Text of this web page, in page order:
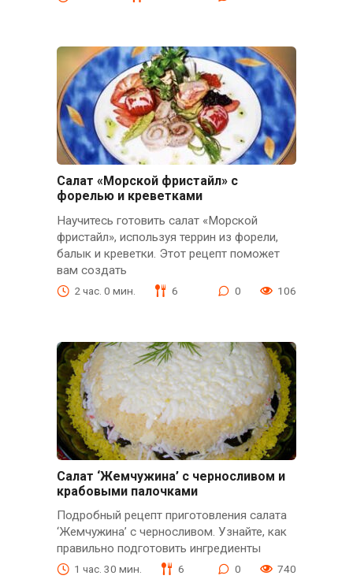
Салат «Морской фристайл» с
форелью и креветками
Научитесь готовить салат «Морской
фристайл», используя террин из форели,
балык и креветки. Этот рецепт поможет
вам создать
2 час. 0 мин. 6 0 106
Салат ‘Жемчужина’ с черносливом и
крабовыми палочками
Подробный рецепт приготовления салата
‘Жемчужина’ с черносливом. Узнайте, как
правильно подготовить ингредиенты
1 час. 30 мин. 6 0 740